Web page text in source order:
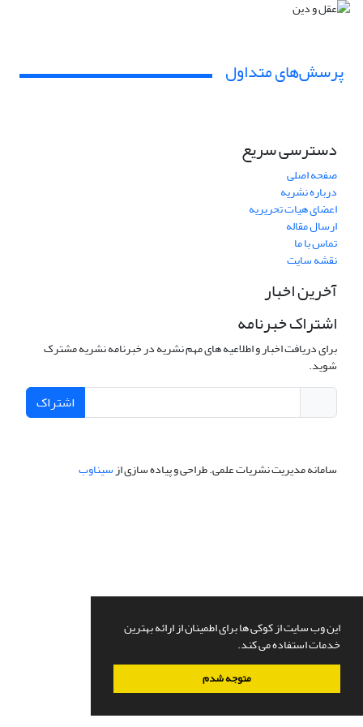
این وب سایت از کوکی ها برای اطمینان از ارائه بهترین
خدمات استفاده می کند.
متوجه شدم
پرسش‌های متداول
دسترسی سریع
صفحه اصلی
درباره نشریه
اعضای هیات تحریریه
ارسال مقاله
تماس با ما
نقشه سایت
آخرین اخبار
اشتراک خبرنامه
برای دریافت اخبار و اطلاعیه های مهم نشریه در خبرنامه نشریه مشترک
شوید.
اشتراک
سامانه مدیریت نشریات علمی.طراحی و پیاده سازی ازسیناوب